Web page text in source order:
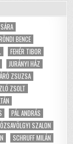
BENCE
FEHÉR TIBOR
JURÁNYI HÁZ
ZSUZSA
ZSOLT
PÁL ANDRÁS
SZALON
SCHRUFF MILÁN